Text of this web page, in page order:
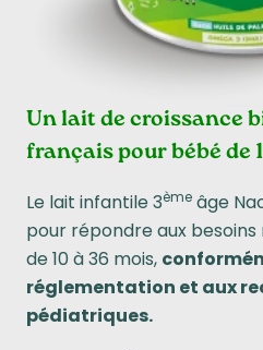
Un lait de croissance
français pour bébé de
Le lait infantile 3ème âge
pour répondre aux
de 10 à 36 mois,
réglementation et aux
pédiatriques.